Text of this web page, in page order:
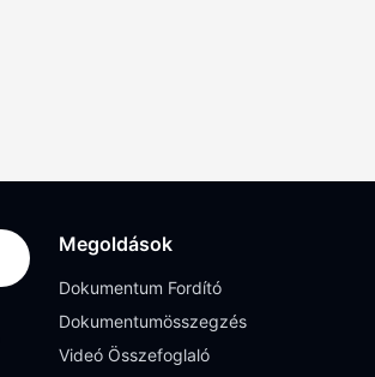
Megoldások
Dokumentum Fordító
Dokumentumösszegzés
Videó Összefoglaló